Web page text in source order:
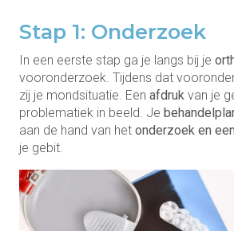
Stap 1: Onderzoek
In een eerste stap ga je langs bij je
vooronderzoek. Tijdens dat
zij je mondsituatie. Een afdruk van je
problematiek in beeld. Je
aan de hand van het onderzoek en
je gebit.